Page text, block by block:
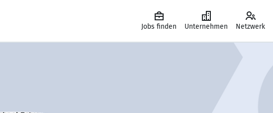
Jobs finden Unternehmen Netzwerk